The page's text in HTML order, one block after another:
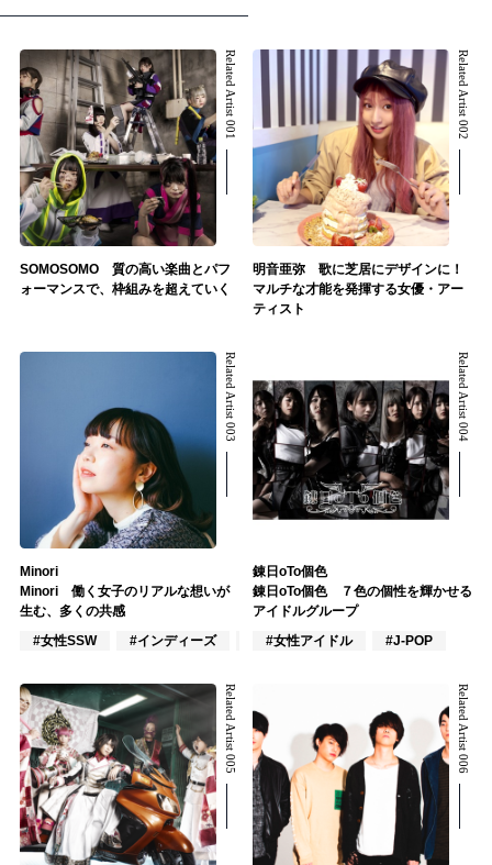
Related Artist 001
SOMOSOMO 質の高い楽曲とパフ
ォーマンスで、枠組みを超えていく
Related Artist 002
明音亜弥 歌に芝居にデザインに！
マルチな才能を発揮する女優・アー
ティスト
Related Artist 003
Minori
Minori 働く女子のリアルな想いが
生む、多くの共感
#女性SSW
#インディーズ #ポップス
Related Artist 004
錬日oTo個色
錬日oTo個色 ７色の個性を輝かせる
アイドルグループ
#女性アイドル
#J-POP
Related Artist 005 Related Artist 006